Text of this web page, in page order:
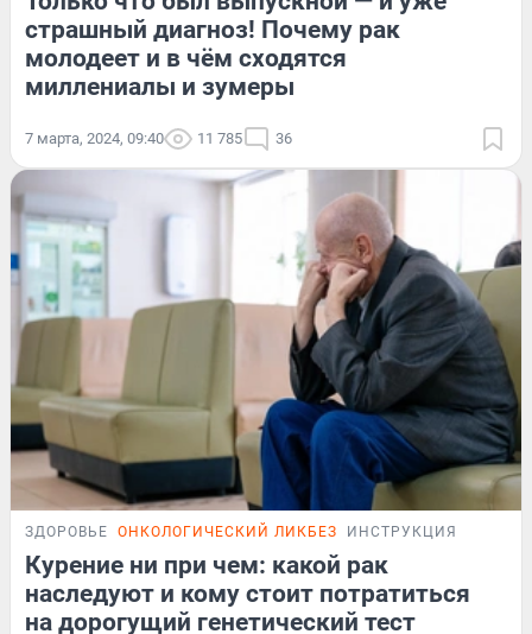
страшный диагноз! Почему рак
молодеет и в чём сходятся
миллениалы и зумеры
7 марта, 2024, 09:40 11 785 36
ЗДОРОВЬЕ ОНКОЛОГИЧЕСКИЙ ЛИКБЕЗ ИНСТРУКЦИЯ
Курение ни при чем: какой рак
наследуют и кому стоит потратиться
на дорогущий генетический тест